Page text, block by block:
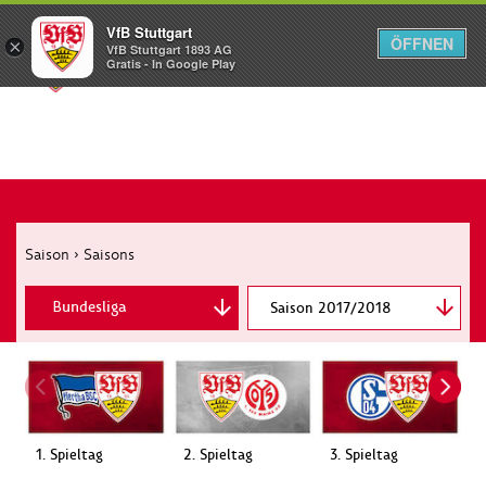
Menü
Saison › Saisons
Saison 2017/2018
Bundesliga
DFB-Pokal
1. Spieltag 2. Spieltag 3. Spieltag
×
VfB Stuttgart
VfB Stuttgart 1893 AG
Gratis - In Google Play
ÖFFNEN